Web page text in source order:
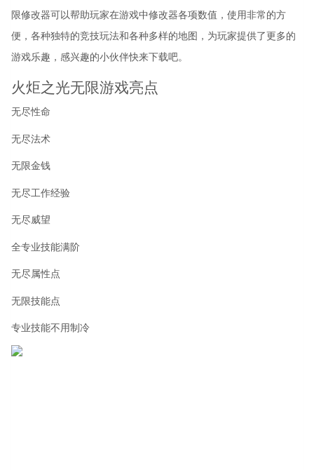
限修改器可以帮助玩家在游戏中修改器各项数值，使用非常的方
便，各种独特的竞技玩法和各种多样的地图，为玩家提供了更多的
游戏乐趣，感兴趣的小伙伴快来下载吧。
火炬之光无限游戏亮点
无尽性命
无尽法术
无限金钱
无尽工作经验
无尽威望
全专业技能满阶
无尽属性点
无限技能点
专业技能不用制冷